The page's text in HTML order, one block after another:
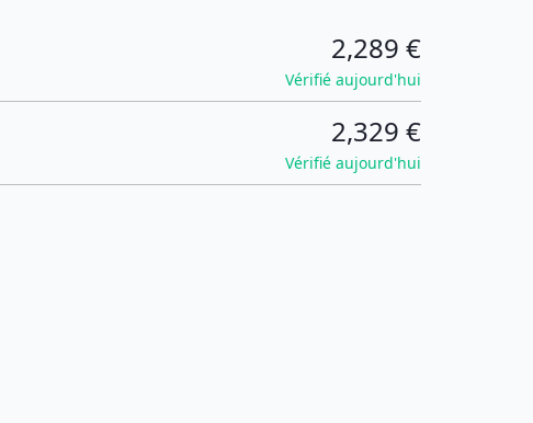
2,289 €
Vérifié aujourd'hui
2,329 €
Vérifié aujourd'hui